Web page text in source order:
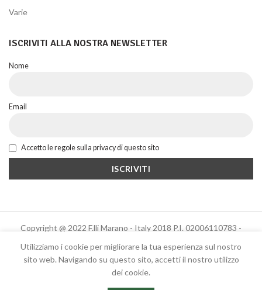
Varie
ISCRIVITI ALLA NOSTRA NEWSLETTER
Nome
Email
Accetto le regole sulla privacy di questo sito
Copyright @ 2022 F.lli Marano - Italy 2018 P.I. 02006110783 -
Italiano
Utilizziamo i cookie per migliorare la tua esperienza sul nostro
sito web. Navigando su questo sito, accetti il ​​nostro utilizzo
dei cookie.